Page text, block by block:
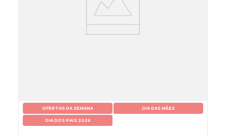
OFERTAS DA SEMANA DIA DAS MÃES
DIA DOS PAIS 2026